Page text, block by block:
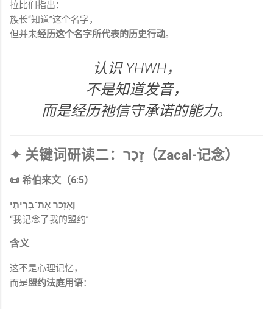
拉比们指出：
族长“知道”这个名字，
但并未经历这个名字所代表的历史行动。
认识 YHWH，
不是知道发音，
而是经历祂信守承诺的能力。
✦ 关键词研读二：זָכַר（Zacal-记念）
📜 希伯来文（6:5）
וָאֶזְכֹּר אֶת־בְּרִיתִי
“我记念了我的盟约”
含义
这不是心理记忆，
而是盟约法庭用语：